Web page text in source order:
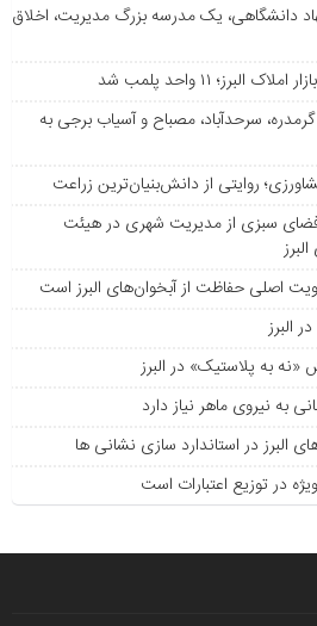
دانشگاهی، یک مدرسه بزرگ مدیریت، اخلاق
۱۱ واحد پلمب شد
سرحدآباد، مصباح و آسیاب برجی به
روایتی از دانش‌بنیان‌ترین زراعت
سبزی از مدیریت شهری در هیئت
اصلی حفاظت از آبخوان‌های البرز است
البرز
به پلاستیک» در البرز
به نیروی ماهر نیاز دارد
در استاندارد سازی نشانی ها
در توزیع اعتبارات است